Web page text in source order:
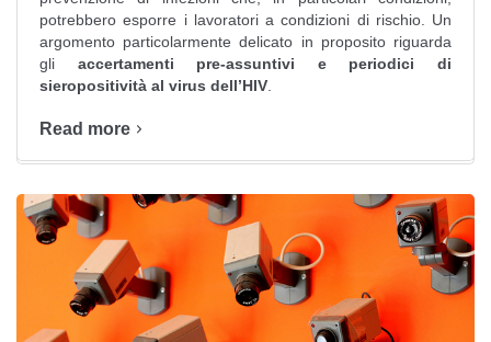
potrebbero esporre i lavoratori a condizioni di rischio. Un
argomento particolarmente delicato in proposito riguarda
gli accertamenti pre-assuntivi e periodici di
sieropositività al virus dell’HIV
Read more